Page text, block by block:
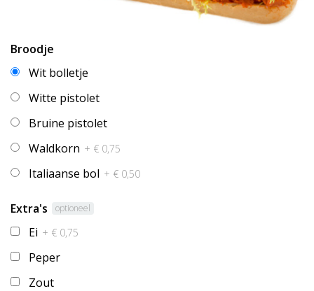
Broodje
Wit bolletje
Witte pistolet
Bruine pistolet
Waldkorn + € 0,75
Italiaanse bol + € 0,50
Extra's optioneel
Ei + € 0,75
Peper
Zout